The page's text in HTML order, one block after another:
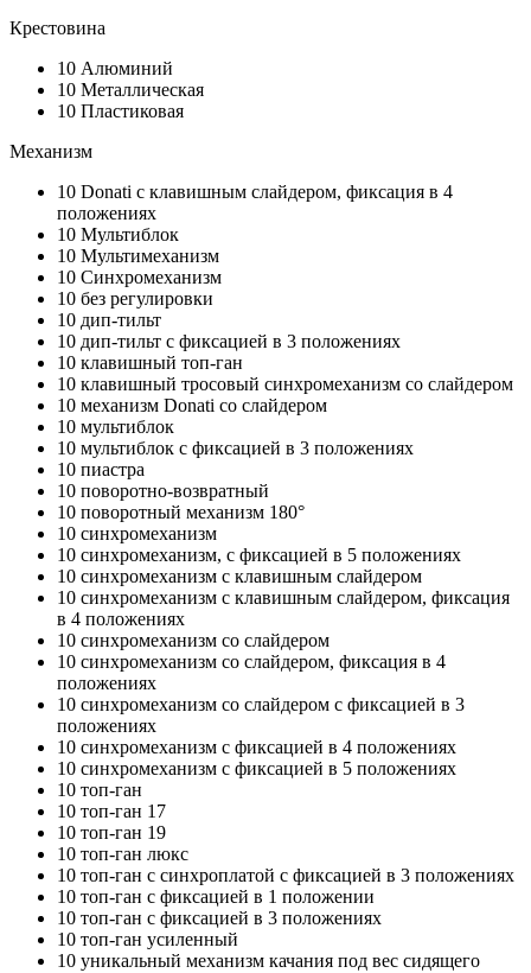
Крестовина
10 Алюминий
10 Металлическая
10 Пластиковая
Механизм
10 Donati с клавишным слайдером, фиксация в 4
положениях
10 Мультиблок
10 Мультимеханизм
10 Синхромеханизм
10 без регулировки
10 дип-тильт
10 дип-тильт с фиксацией в 3 положениях
10 клавишный топ-ган
10 клавишный тросовый синхромеханизм со слайдером
10 механизм Donati со слайдером
10 мультиблок
10 мультиблок с фиксацией в 3 положениях
10 пиастра
10 поворотно-возвратный
10 поворотный механизм 180°
10 синхромеханизм
10 синхромеханизм, с фиксацией в 5 положениях
10 синхромеханизм с клавишным слайдером
10 синхромеханизм с клавишным слайдером, фиксация
в 4 положениях
10 синхромеханизм со слайдером
10 синхромеханизм со слайдером, фиксация в 4
положениях
10 синхромеханизм со слайдером с фиксацией в 3
положениях
10 синхромеханизм с фиксацией в 4 положениях
10 синхромеханизм с фиксацией в 5 положениях
10 топ-ган
10 топ-ган 17
10 топ-ган 19
10 топ-ган люкс
10 топ-ган с синхроплатой с фиксацией в 3 положениях
10 топ-ган с фиксацией в 1 положении
10 топ-ган с фиксацией в 3 положениях
10 топ-ган усиленный
10 уникальный механизм качания под вес сидящего